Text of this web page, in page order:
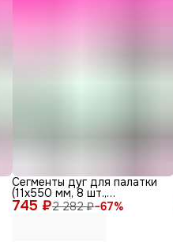
745 ₽2 282 ₽−67%
Сегменты дуг для палатки
(11х550 мм, 8 шт.,
фиберглас)